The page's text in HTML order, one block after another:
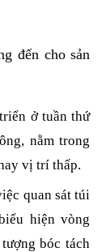
đến cho sản
ở tuần thứ
nằm trong
vị trí thấp.
quan sát túi
hiện vòng
bóc tách